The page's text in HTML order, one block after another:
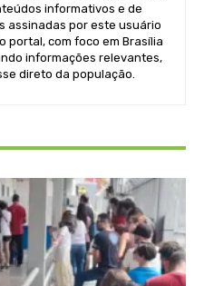
informativos e de
assinadas por este usuário
portal, com foco em Brasília
informações relevantes,
direto da população.